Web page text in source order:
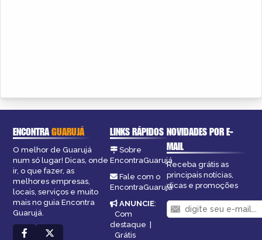
ENCONTRAGUARUJÁ
O melhor de Guarujá
num só lugar! Dicas, onde
ir, o que fazer, as
melhores empresas,
locais, serviços e muito
mais no guia Encontra
Guarujá.
LINKS RÁPIDOS
Sobre
EncontraGuarujá
Fale com o
EncontraGuarujá
ANUNCIE:
Com
destaque |
Grátis
NOVIDADES POR E-
MAIL
Receba grátis as
principais notícias,
dicas e promoções